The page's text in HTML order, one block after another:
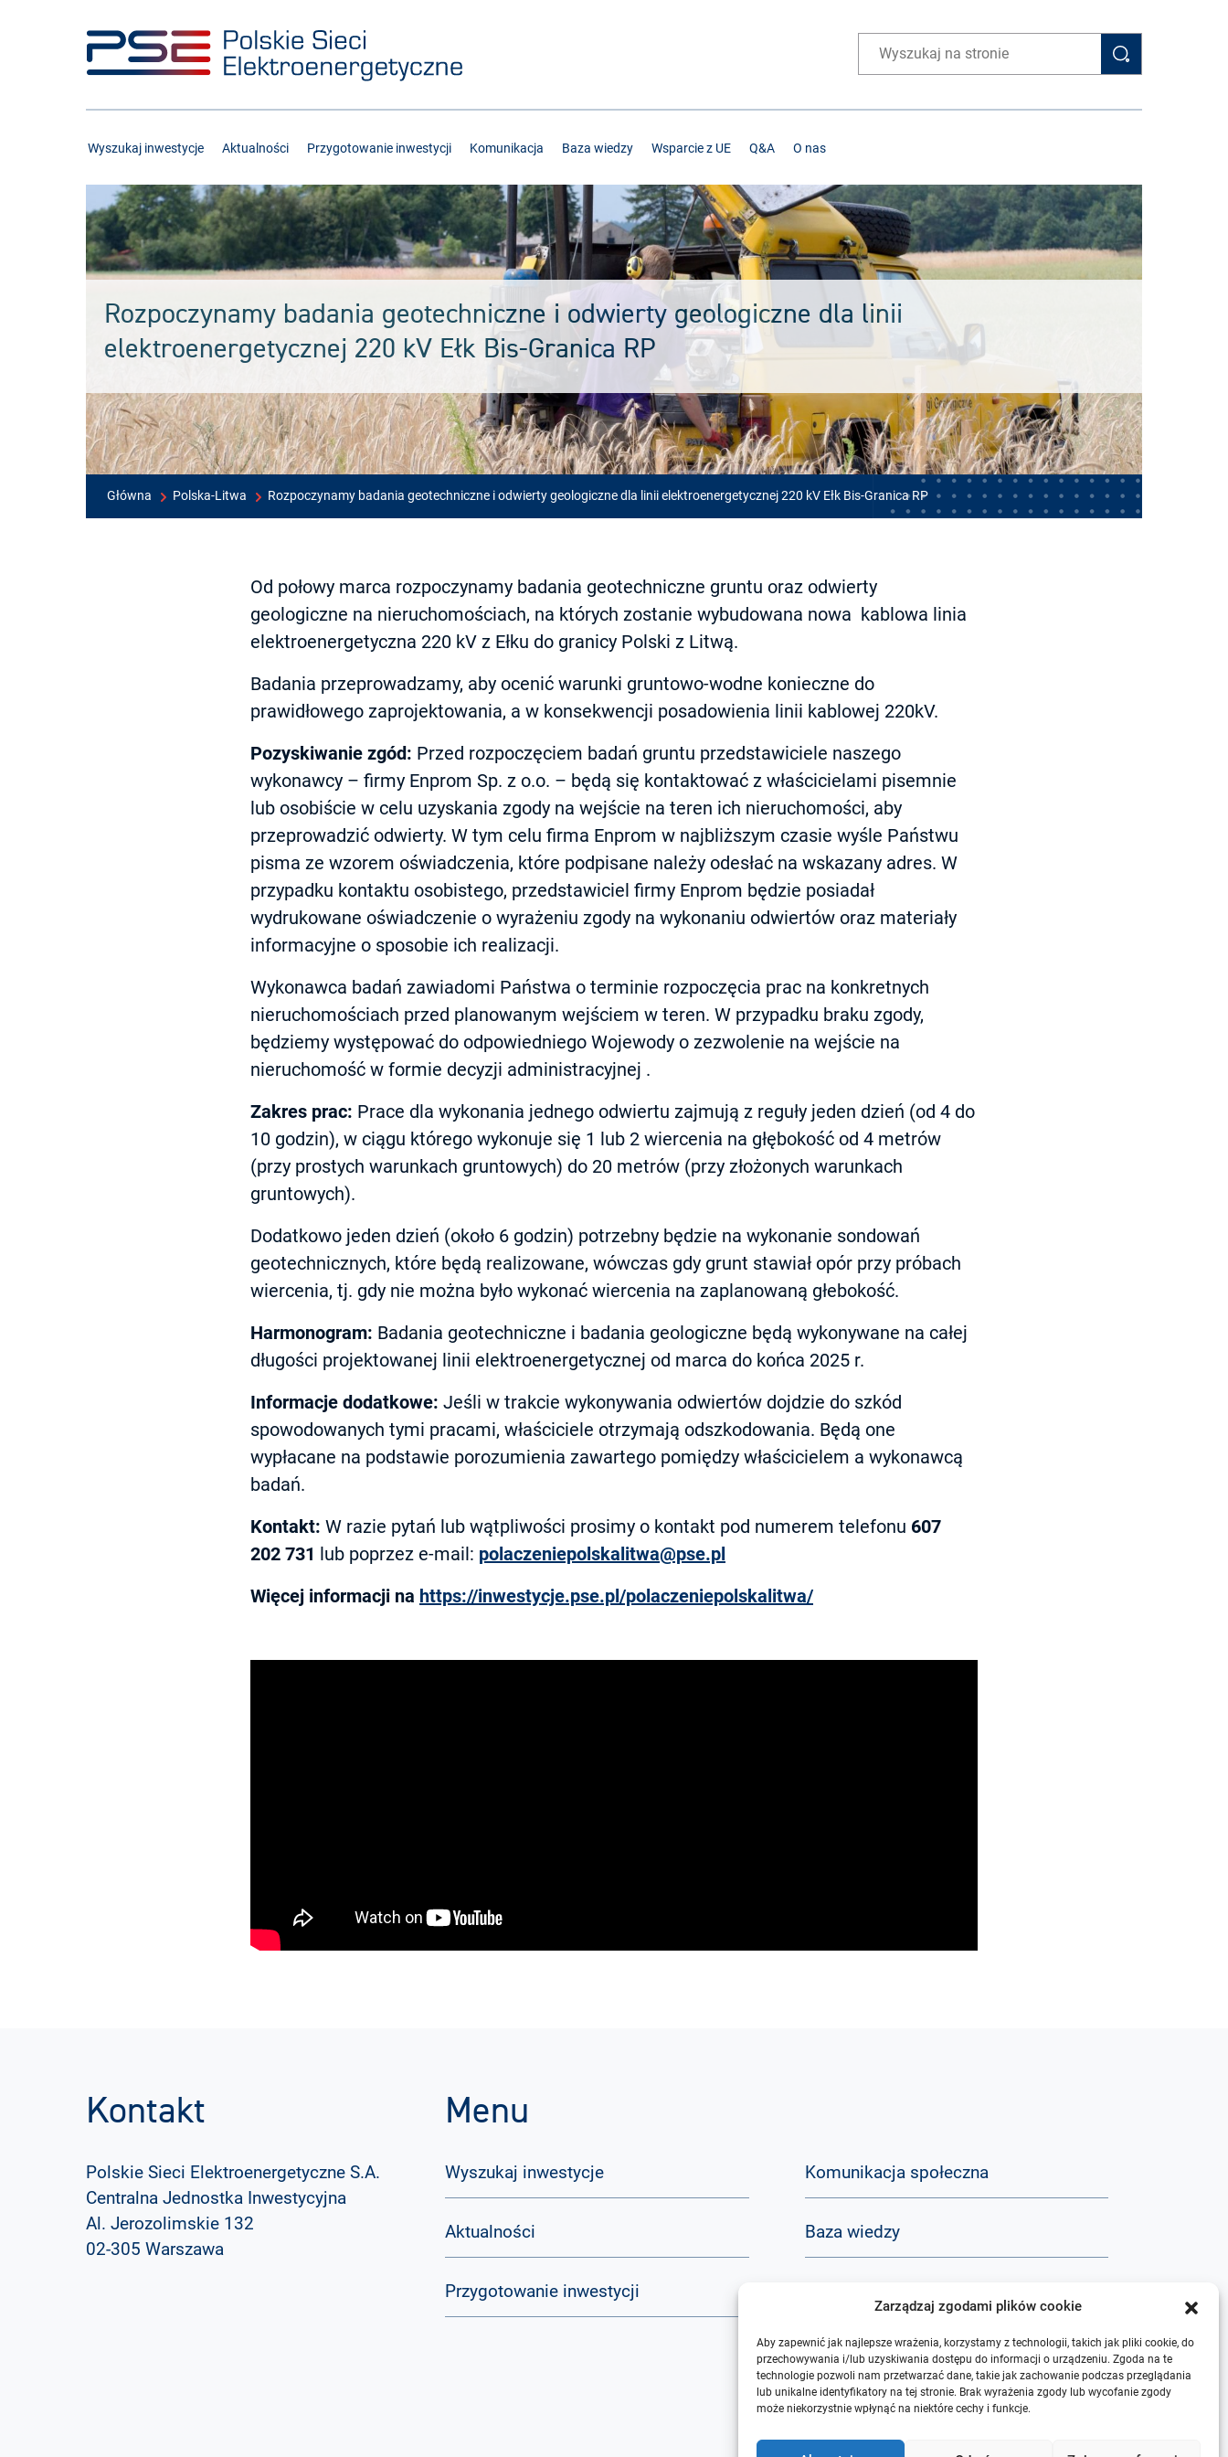
Zarządzaj zgodami plików cookie
Aby zapewnić jak najlepsze wrażenia, korzystamy z technologii, takich jak pliki cookie, do
przechowywania i/lub uzyskiwania dostępu do informacji o urządzeniu. Zgoda na te
technologie pozwoli nam przetwarzać dane, takie jak zachowanie podczas przeglądania
lub unikalne identyfikatory na tej stronie. Brak wyrażenia zgody lub wycofanie zgody
może niekorzystnie wpłynąć na niektóre cechy i funkcje.
Wpisz wyszukiwaną frazę
Wyszukaj inwestycje Aktualności Przygotowanie inwestycji Komunikacja Baza wiedzy Wsparcie z UE Q&A O nas
Rozpoczynamy badania geotechniczne i odwierty geologiczne dla linii
elektroenergetycznej 220 kV Ełk Bis-Granica RP
Główna Polska-Litwa Rozpoczynamy badania geotechniczne i odwierty geologiczne dla linii elektroenergetycznej 220 kV Ełk Bis-Granica RP
Od połowy marca rozpoczynamy badania geotechniczne gruntu oraz odwierty
geologiczne na nieruchomościach, na których zostanie wybudowana nowa kablowa linia
elektroenergetyczna 220 kV z Ełku do granicy Polski z Litwą.
Badania przeprowadzamy, aby ocenić warunki gruntowo-wodne konieczne do
prawidłowego zaprojektowania, a w konsekwencji posadowienia linii kablowej 220kV.
Pozyskiwanie zgód: Przed rozpoczęciem badań gruntu przedstawiciele naszego
wykonawcy – firmy Enprom Sp. z o.o. – będą się kontaktować z właścicielami pisemnie
lub osobiście w celu uzyskania zgody na wejście na teren ich nieruchomości, aby
przeprowadzić odwierty. W tym celu firma Enprom w najbliższym czasie wyśle Państwu
pisma ze wzorem oświadczenia, które podpisane należy odesłać na wskazany adres. W
przypadku kontaktu osobistego, przedstawiciel firmy Enprom będzie posiadał
wydrukowane oświadczenie o wyrażeniu zgody na wykonaniu odwiertów oraz materiały
informacyjne o sposobie ich realizacji.
Wykonawca badań zawiadomi Państwa o terminie rozpoczęcia prac na konkretnych
nieruchomościach przed planowanym wejściem w teren. W przypadku braku zgody,
będziemy występować do odpowiedniego Wojewody o zezwolenie na wejście na
nieruchomość w formie decyzji administracyjnej .
Zakres prac: Prace dla wykonania jednego odwiertu zajmują z reguły jeden dzień (od 4 do
10 godzin), w ciągu którego wykonuje się 1 lub 2 wiercenia na głębokość od 4 metrów
(przy prostych warunkach gruntowych) do 20 metrów (przy złożonych warunkach
gruntowych).
Dodatkowo jeden dzień (około 6 godzin) potrzebny będzie na wykonanie sondowań
geotechnicznych, które będą realizowane, wówczas gdy grunt stawiał opór przy próbach
wiercenia, tj. gdy nie można było wykonać wiercenia na zaplanowaną głebokość.
Harmonogram: Badania geotechniczne i badania geologiczne będą wykonywane na całej
długości projektowanej linii elektroenergetycznej od marca do końca 2025 r.
Informacje dodatkowe: Jeśli w trakcie wykonywania odwiertów dojdzie do szkód
spowodowanych tymi pracami, właściciele otrzymają odszkodowania. Będą one
wypłacane na podstawie porozumienia zawartego pomiędzy właścicielem a wykonawcą
badań.
Kontakt: W razie pytań lub wątpliwości prosimy o kontakt pod numerem telefonu 607
202 731 lub poprzez e-mail: polaczeniepolskalitwa@pse.pl
Więcej informacji na https://inwestycje.pse.pl/polaczeniepolskalitwa/
Kontakt
Polskie Sieci Elektroenergetyczne S.A.
Centralna Jednostka Inwestycyjna
Al. Jerozolimskie 132
02-305 Warszawa
Menu
Wyszukaj inwestycje
Aktualności
Przygotowanie inwestycji
Komunikacja społeczna
Baza wiedzy
O nas